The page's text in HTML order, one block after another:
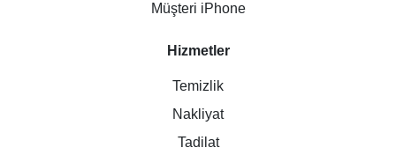
Müşteri iPhone
Hizmetler
Temizlik
Nakliyat
Tadilat